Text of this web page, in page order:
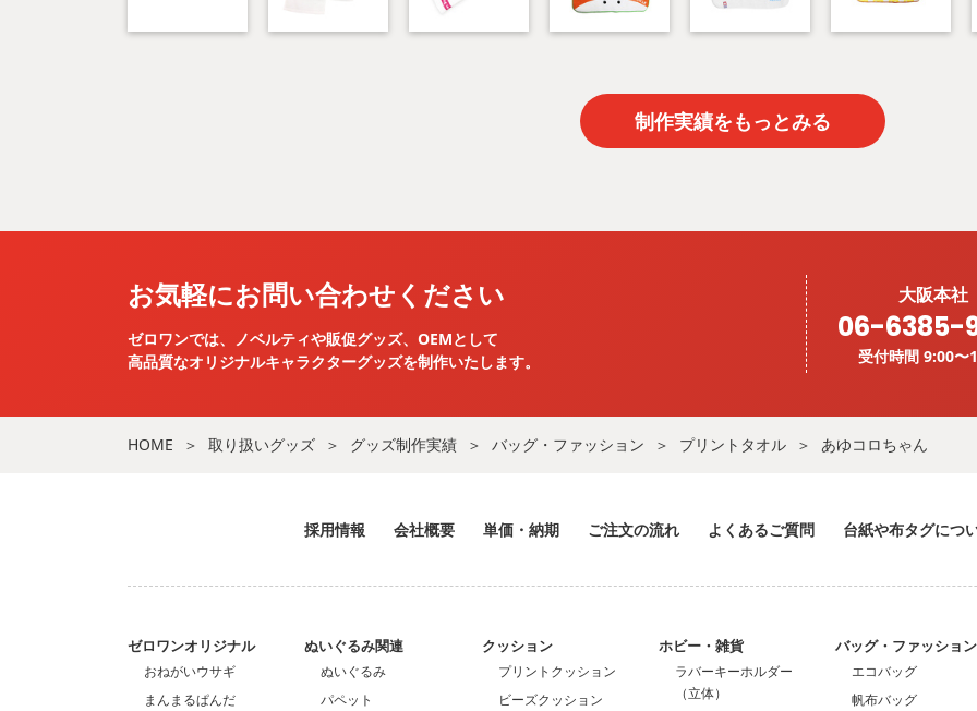
制作実績をもっとみる
お気軽にお問い合わせください
ゼロワンでは、ノベルティや販促グッズ、OEMとして
高品質なオリジナルキャラクターグッズを制作いたします。
大阪本社
06-6385-
受付時間 9:00〜
HOME 取り扱いグッズ グッズ制作実績 バッグ・ファッション プリントタオル あゆコロちゃん
採用情報 会社概要 単価・納期 ご注文の流れ よくあるご質問 台紙や布タグにつ
ゼロワンオリジナル
おねがいウサギ
まんまるぱんだ
ぬいぐるみ関連
ぬいぐるみ
パペット
クッション
プリントクッション
ビーズクッション
ホビー・雑貨
ラバーキーホルダー
（立体）
バッグ・ファッション
エコバッグ
帆布バッグ